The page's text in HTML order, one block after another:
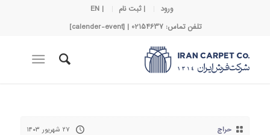
ورود | ثبت نام
| EN
تلفن تماس: 02154637 | [calender-event]
حراج ۲۷ شهریور ۱۴۰۳